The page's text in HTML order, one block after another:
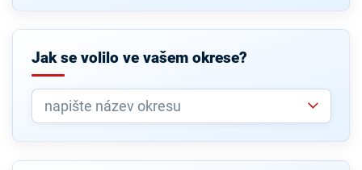
Jak se volilo ve vašem okrese?